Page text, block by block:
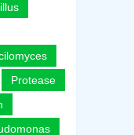
Protease